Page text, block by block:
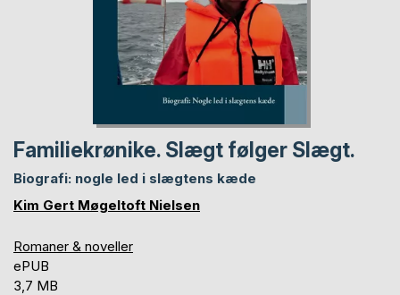
Familiekrønike. Slægt følger Slægt.
Biografi: nogle led i slægtens kæde
Kim Gert Møgeltoft Nielsen
Romaner & noveller
ePUB
3,7 MB